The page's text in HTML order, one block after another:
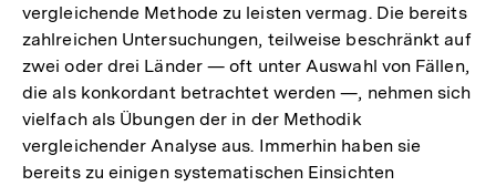
der
Fußnote
vergleichende Methode zu leisten vermag. Die bereits
zahlreichen Untersuchungen, teilweise beschränkt auf
zwei oder drei Länder — oft unter Auswahl von Fällen,
die als konkordant betrachtet werden —, nehmen sich
vielfach als Übungen der in der Methodik
vergleichender Analyse aus. Immerhin haben sie
bereits zu einigen systematischen Einsichten